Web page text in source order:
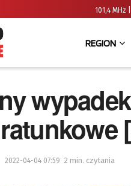
101,4
REGION
2022-04-04 07:59 2 min. czytania